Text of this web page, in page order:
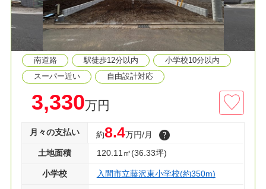
■フルオーダー、セミオーダー承っております
■間取り相談会開催中
■住宅ローンが不安な方！お気軽にご相談くださ
い。
◇資料請求・見学予約などお気軽にご利用くださ
い
南道路 駅徒歩12分以内
小学校10分以内
スーパー近い
自由設計対応
3,330万円
月々の支払い 約8.4万円/月
土地面積 120.11㎡(36.33坪)
小学校 入間市立藤沢東小学校(約350m)